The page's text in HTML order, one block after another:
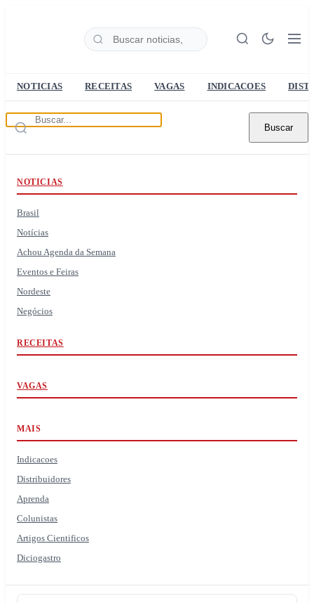
NOTICIAS RECEITAS VAGAS INDICACOES
Buscar
NOTICIAS
Brasil
Notícias
Achou Agenda da Semana
Eventos e Feiras
Nordeste
Negócios
RECEITAS
VAGAS
MAIS
Indicacoes
Distribuidores
Aprenda
Colunistas
Artigos Cientificos
Diciogastro